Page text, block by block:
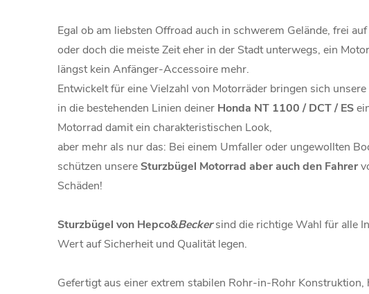
Egal ob am liebsten Offroad auch in schwerem Gelände, frei
oder doch die meiste Zeit eher in der Stadt unterwegs, ein
längst kein Anfänger-Accessoire mehr.
Entwickelt für eine Vielzahl von Motorräder bringen sich
in die bestehenden Linien deiner Honda NT 1100 / DCT / ES
Motorrad damit ein charakteristischen Look,
aber mehr als nur das: Bei einem Umfaller oder ungewollten
schützen unsere Sturzbügel Motorrad aber auch den Fahrer
Schäden!
Sturzbügel von Hepco&Beckersind die richtige Wahl für alle
Wert auf Sicherheit und Qualität legen.
Gefertigt aus einer extrem stabilen Rohr-in-Rohr Konstruktion,